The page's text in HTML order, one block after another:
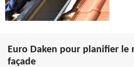
Euro Daken pour planifier le
façade